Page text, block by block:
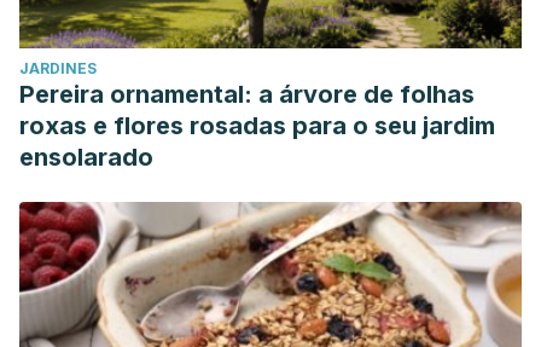
Disease.Clinical Gastroenterology and Hepatology, 14(2),
175.
https://www.ncbi.nlm.nih.gov/pmc/articles/PMC4636482/
JARDINES
Pereira ornamental: a árvore de folhas
roxas e flores rosadas para o seu jardim
ensolarado